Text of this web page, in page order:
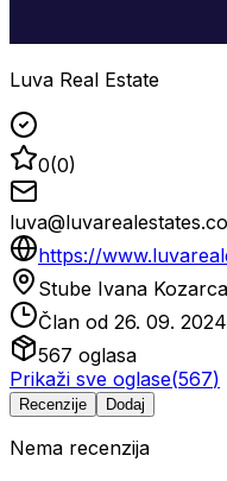
Luva Real Estate
0(0)
https://
Stube Ivana
Član od 26. 09.
567 oglasa
Prikaži sve oglase(567)
Recenzije Dodaj
Nema recenzija